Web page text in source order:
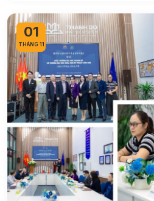
01
THÁNG 11